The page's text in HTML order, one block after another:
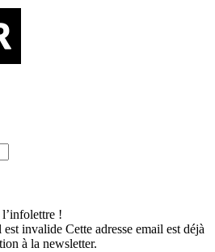
!
est invalide Cette adresse email est déjà
à la newsletter.